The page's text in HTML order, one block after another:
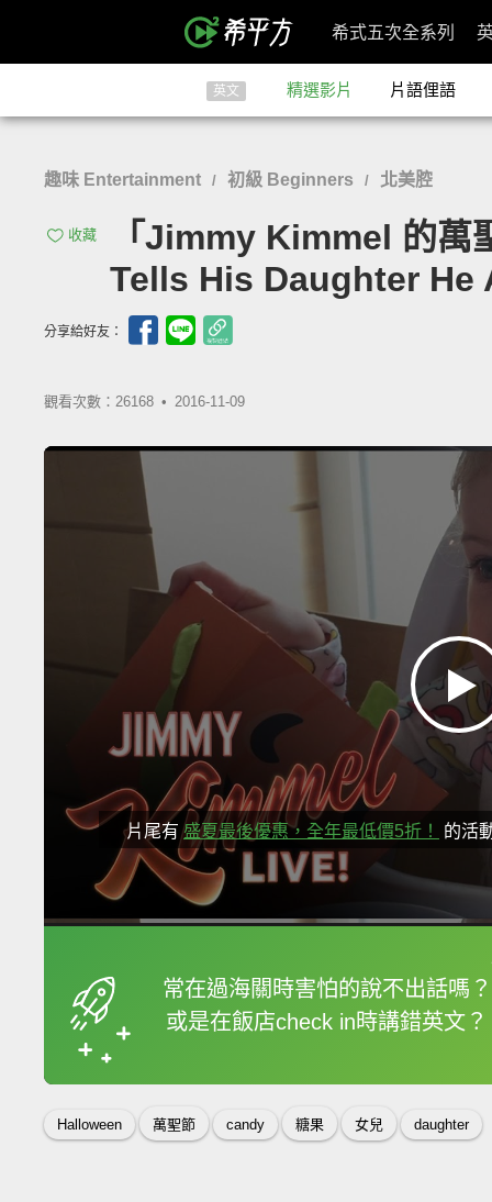
希式五次全系列
英文 精選影片 片語俚語
趣味 Entertainment / 初級 Beginners / 北美腔
收藏
「Jimmy Kimmel 的
Tells His Daughter He
分享給好友：
觀看次數：26168 • 2016-11-09
片尾有盛夏最後優惠，全年最低價5折！ 的活
常在過海關時害怕的說不出話嗎？
或是在飯店check in時講錯英文？
框選或點兩下字幕可
Halloween 萬聖節 candy 糖果 女兒 daughter